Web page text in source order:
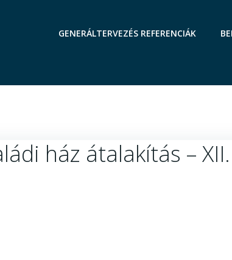
GENERÁLTERVEZÉS REFERENCIÁK
ház átalakítás –